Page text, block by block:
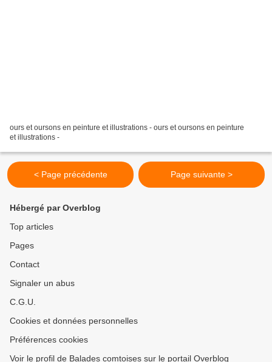
ours et oursons en peinture et illustrations - ours et oursons en peinture
et illustrations -
< Page précédente Page suivante >
Hébergé par Overblog
Top articles
Pages
Contact
Signaler un abus
C.G.U.
Cookies et données personnelles
Préférences cookies
Voir le profil de Balades comtoises sur le portail Overblog